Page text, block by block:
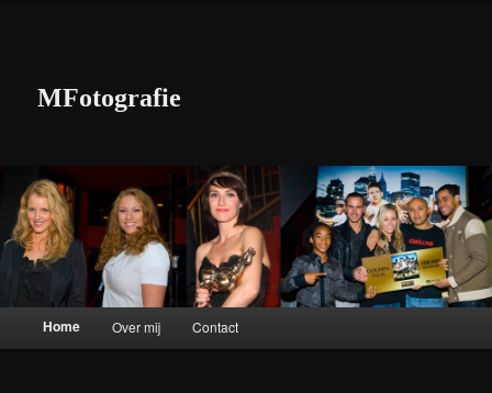
MFotografie
Hoofdmenu
Spring naar de primaire inhoud
Spring naar de secundaire inhoud
Home Over mij Contact